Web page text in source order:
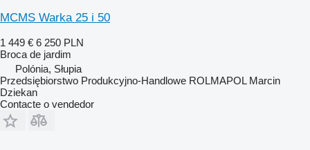
MCMS Warka 25 i 50
1 449 € 6 250 PLN
Broca de jardim
Polónia, Słupia
Przedsiębiorstwo Produkcyjno-Handlowe ROLMAPOL Marcin
Dziekan
Contacte o vendedor